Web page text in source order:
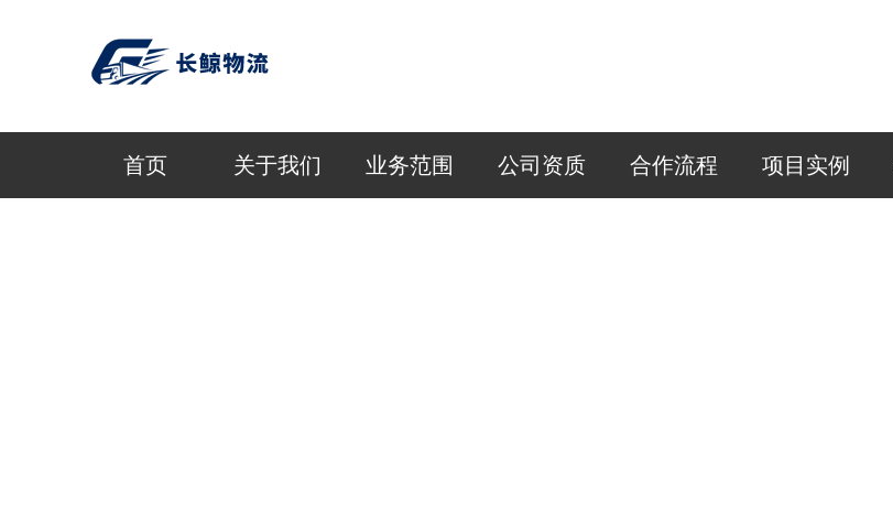
首页 关于我们 业务范围 公司资质 合作流程 项目实例